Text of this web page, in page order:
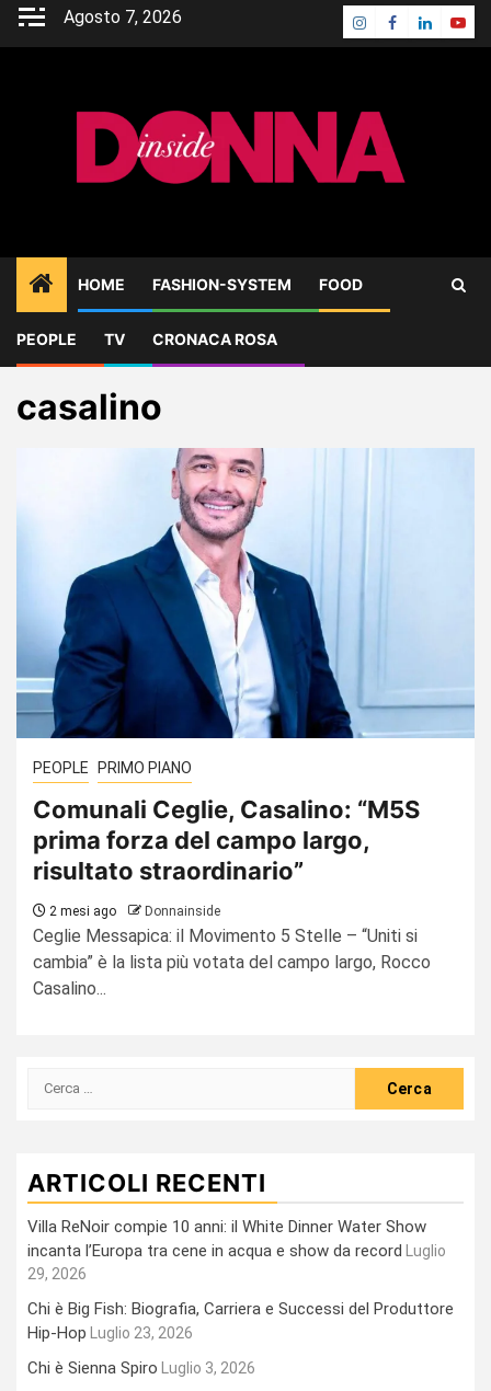
Skip
Agosto 7, 2026 Instagram
Facebook
Linkedin
HOME FASHION-SYSTEM FOOD
PEOPLE TV CRONACA ROSA
Home Blog casalino
casalino
PEOPLE PRIMO PIANO
Comunali Ceglie, Casalino: “M5S
prima forza del campo largo,
risultato straordinario”
2 mesi ago Donnainside
Ceglie Messapica: il Movimento 5 Stelle – “Uniti si
cambia” è la lista più votata del campo largo, Rocco
Casalino...
Ricerca
ARTICOLI RECENTI
Villa ReNoir compie 10 anni: il White Dinner Water Show
incanta l’Europa tra cene in acqua e show da record
Luglio
29, 2026
Chi è Big Fish: Biografia, Carriera e Successi del Produttore
Hip-Hop
Luglio 23, 2026
Chi è Sienna Spiro Luglio 3, 2026